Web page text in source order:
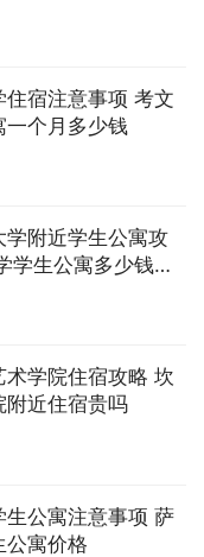
宿注意事项 考文
一个月多少钱
附近学生公寓攻
学生公寓多少钱一
学院住宿攻略 坎
附近住宿贵吗
生公寓注意事项 萨
公寓价格